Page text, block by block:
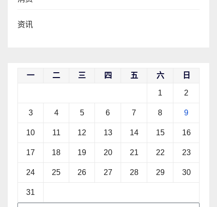
资讯
一 二 三 四 五 六 日
1 2
3 4 5 6 7 8 9
10 11 12 13 14 15 16
17 18 19 20 21 22 23
24 25 26 27 28 29 30
31